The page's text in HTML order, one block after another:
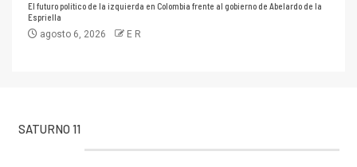
El futuro político de la izquierda en Colombia frente al gobierno de Abelardo de la
Espriella
agosto 6, 2026 E R
SATURNO 11